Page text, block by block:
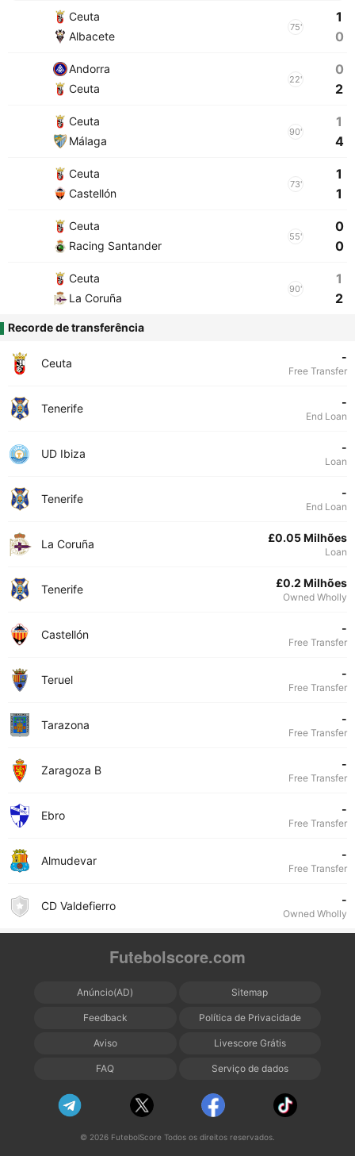
Ceuta
Albacete
75'
1
0
Andorra
Ceuta
22'
0
2
Ceuta
Málaga
90'
1
4
Ceuta
Castellón
73'
1
1
Ceuta
Racing Santander
55'
0
0
Ceuta
La Coruña
90'
1
2
Recorde de transferência
Ceuta -
Free Transfer
Tenerife -
End Loan
UD Ibiza -
Loan
Tenerife -
End Loan
La Coruña £0.05 Milhões
Loan
Tenerife £0.2 Milhões
Owned Wholly
Castellón -
Free Transfer
Teruel -
Free Transfer
Tarazona -
Free Transfer
Zaragoza B -
Free Transfer
Ebro -
Free Transfer
Almudevar -
Free Transfer
CD Valdefierro -
Owned Wholly
Futebolscore.com
Anúncio(AD) Sitemap
Feedback Política de Privacidade
Aviso Livescore Grátis
FAQ Serviço de dados
© 2026 FutebolScore Todos os direitos reservados.